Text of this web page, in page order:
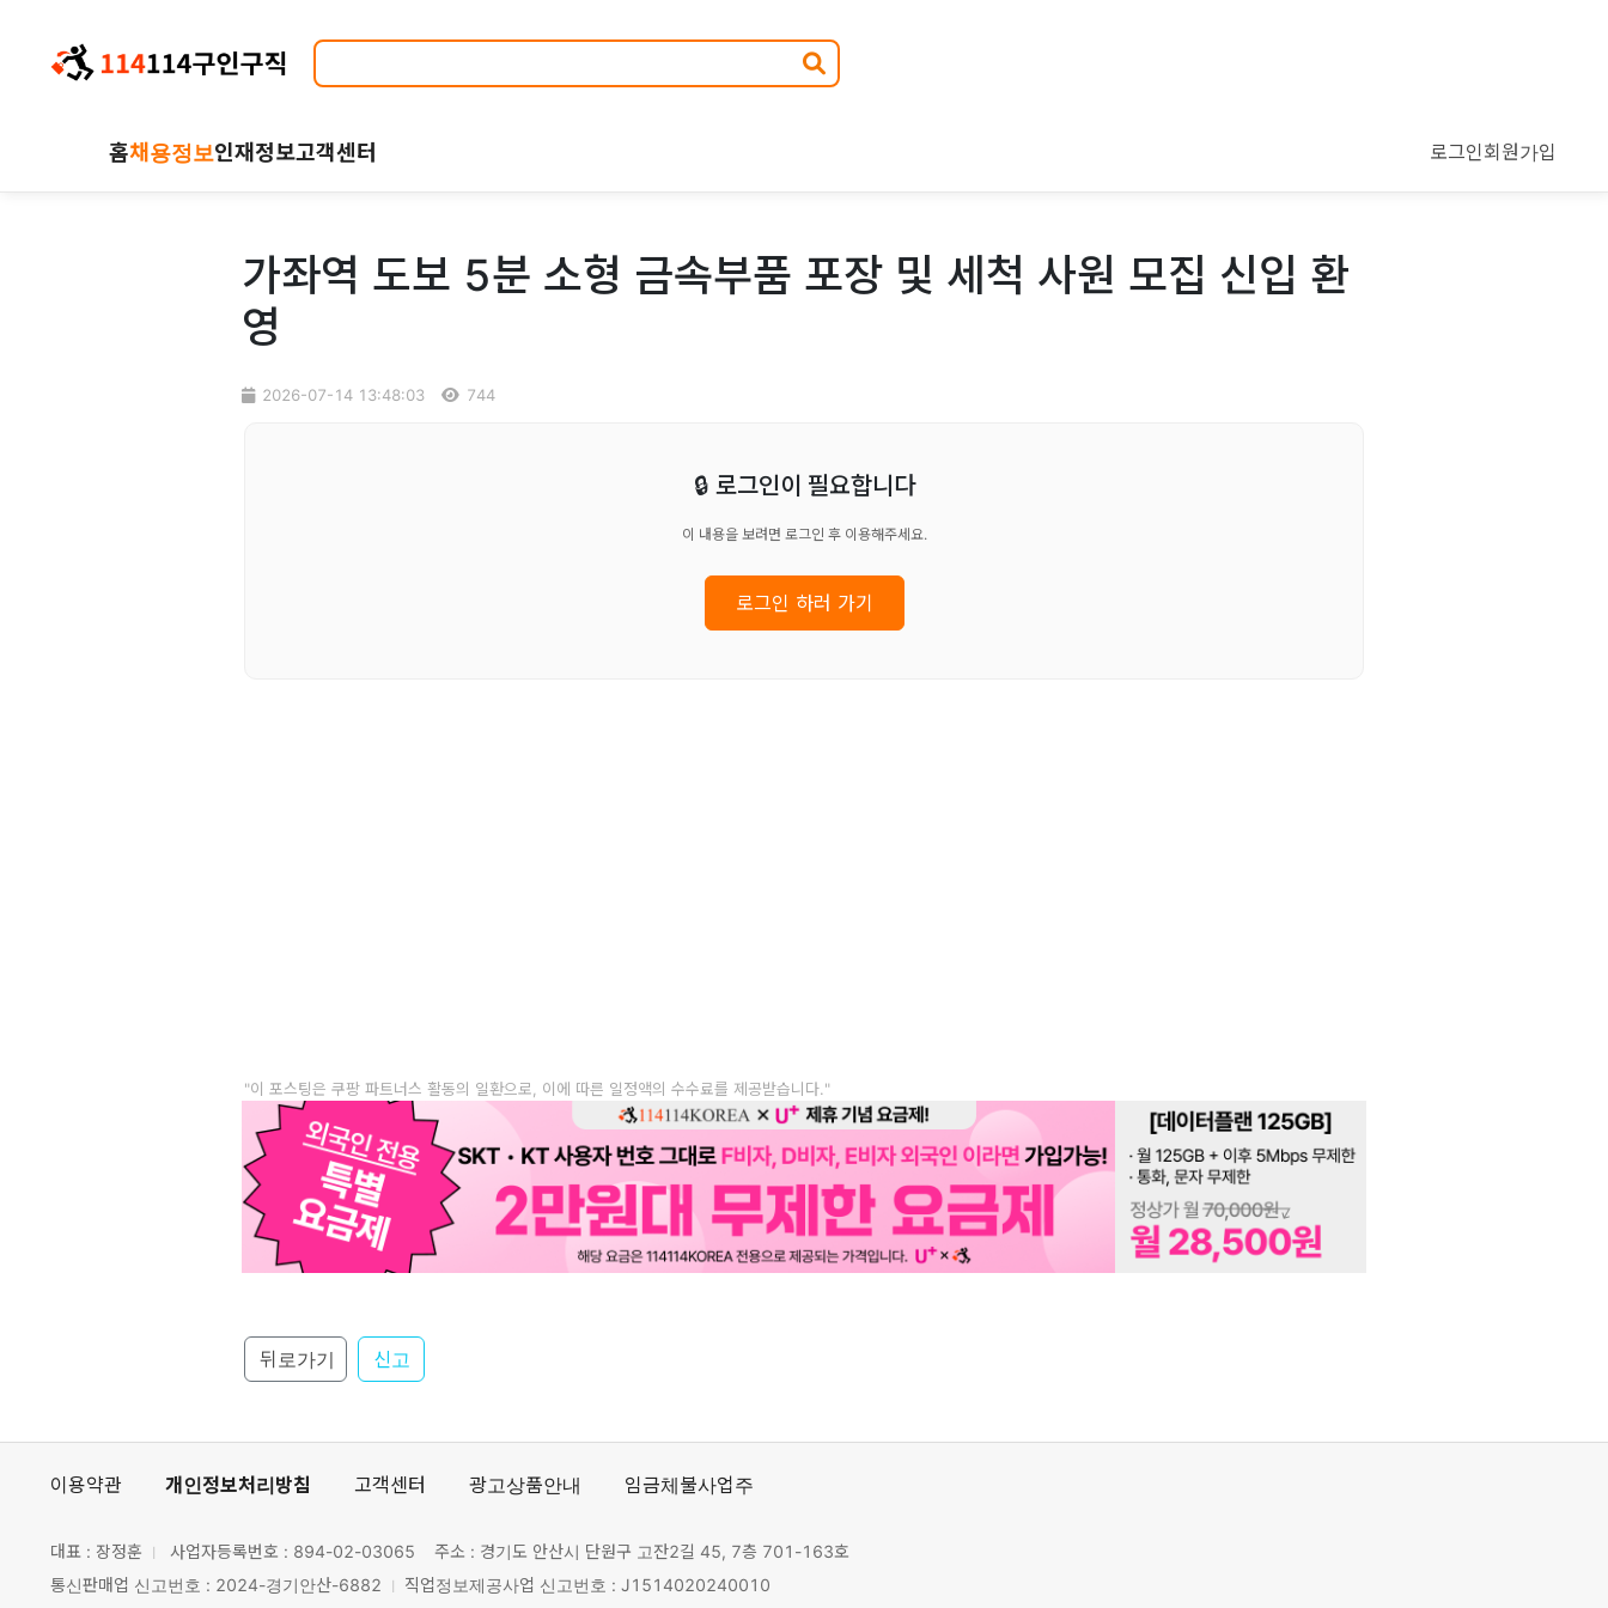
홈채용정보인재정보고객센터 로그인회원가입
가좌역 도보 5분 소형 금속부품 포장 및 세척 사원 모집 신입 환
영
2026-07-14 13:48:03 744
🔒 로그인이 필요합니다
이 내용을 보려면 로그인 후 이용해주세요.
로그인 하러 가기
"이 포스팅은 쿠팡 파트너스 활동의 일환으로, 이에 따른 일정액의 수수료를 제공받습니다."
뒤로가기 신고
이용약관 개인정보처리방침 고객센터 광고상품안내 임금체불사업주
대표 : 장정훈 사업자등록번호 : 894-02-03065
주소 : 경기도 안산시 단원구 고잔2길 45, 7층 701-163호
통신판매업 신고번호 : 2024-경기안산-6882
직업정보제공사업 신고번호 : J1514020240010